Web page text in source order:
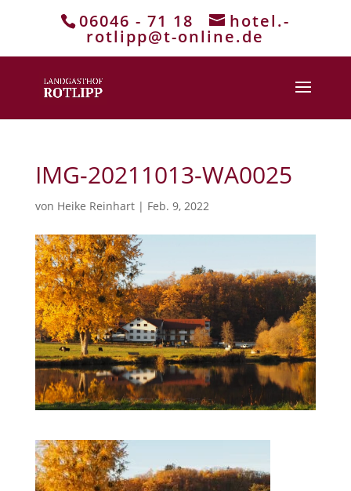
06046 - 71 18 hotel.-
rotlipp@t-online.de
IMG-20211013-WA0025
von Heike Reinhart| Feb. 9, 2022